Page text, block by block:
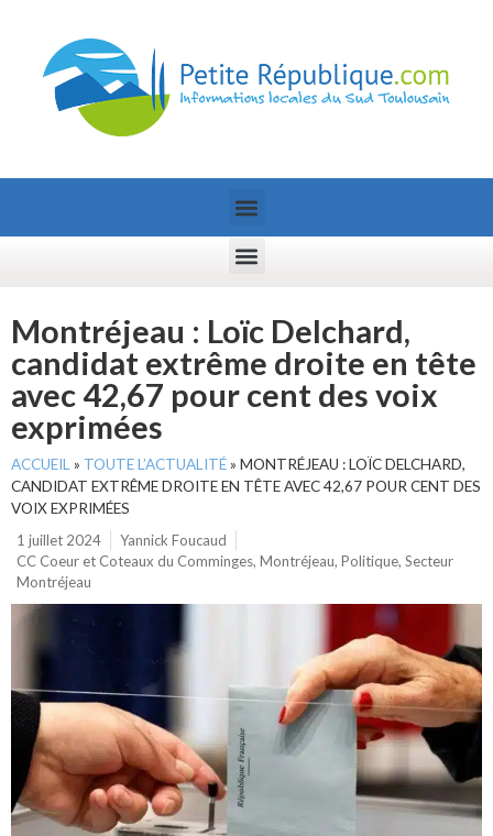
Montréjeau : Loïc Delchard,
candidat extrême droite en tête
avec 42,67 pour cent des voix
exprimées
ACCUEIL » TOUTE L’ACTUALITÉ» MONTRÉJEAU : LOÏC DELCHARD,
CANDIDAT EXTRÊME DROITE EN TÊTE AVEC 42,67 POUR CENT DES
VOIX EXPRIMÉES
1 juillet 2024
Yannick Foucaud
CC Coeur et Coteaux du Comminges, Montréjeau, Politique, Secteur
Montréjeau